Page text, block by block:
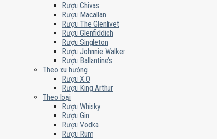
Rượu Chivas
Rượu Macallan
Rượu The Glenlivet
Rượu Glenfiddich
Rượu Singleton
Rượu Johnnie Walker
Rượu Ballantine’s
Theo xu hướng
Rượu X.O
Rượu King Arthur
Theo loại
Rượu Whisky
Rượu Gin
Rượu Vodka
Rượu Rum